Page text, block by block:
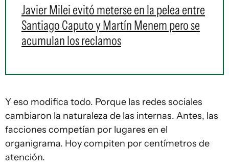
Javier Milei evitó meterse en la pelea entre
Santiago Caputo y Martín Menem pero se
acumulan los reclamos
Y eso modifica todo. Porque las redes sociales
cambiaron la naturaleza de las internas. Antes, las
facciones competían por lugares en el
organigrama. Hoy compiten por centímetros de
atención.